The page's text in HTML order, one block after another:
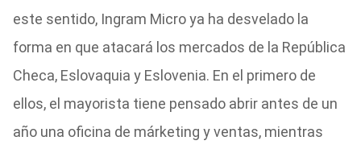
este sentido, Ingram Micro ya ha desvelado la
forma en que atacará los mercados de la República
Checa, Eslovaquia y Eslovenia. En el primero de
ellos, el mayorista tiene pensado abrir antes de un
año una oficina de márketing y ventas, mientras